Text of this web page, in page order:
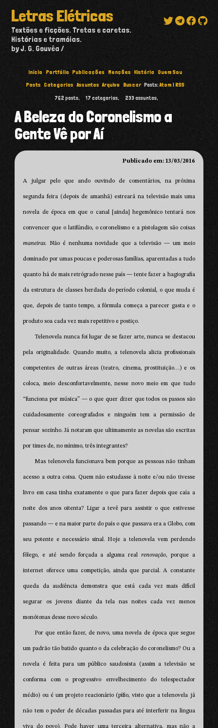
Letras Elétricas
Textões e ficções. Tretas e caretas.
Histórias e tramóias.
by J. G. Gouvêa
Início Portfólio Publicações Menções História
Quem Sou
Posts Categorias Assuntos Arquivo Buscar Posts:Atom | RSS
762 posts, 17 categorias, 233assuntos,
A Beleza do Coronelismo a
Gente Vê por Aí
Publicado em: 13/03/2016
A julgar pelo que ando ouvindo de comentários, na próxima
segunda feira (depois de amanhã) estreará na televisão mais uma
novela de época em que o canal [ainda] hegemônico tentará nos
convencer que o latifúndio, o coronelismo e a pistolagem são coisas
maneiras. Não é nenhuma novidade que a televisão — um meio
dominado por umas poucas e poderosas famílias, aparentadas a tudo
quanto há de mais retrógrado nesse país — tente fazer a hagiografia
da estrutura de classes herdada do período colonial, o que muda é
que, depois de tanto tempo, a fórmula começa a parecer gasta e o
produto soa cada vez mais repetitivo e postiço.
Telenovela nunca foi lugar de se fazer arte, nunca se destacou
pela originalidade. Quando muito, a telenovela alicia profissionais
competentes de outras áreas (teatro, cinema, prostituição…) e os
coloca, meio desconfortavelmente, nesse novo meio em que tudo
“funciona por música” — o que quer dizer que todos os passos são
cuidadosamente coreografados e ninguém tem a permissão de
pensar sozinho. Já notaram que ultimamente as novelas são escritas
por times de, no mínimo, três integrantes?
Mas telenovela funcionava bem porque as pessoas não tinham
acesso a outra coisa. Quem não estudasse à noite e/ou não tivesse
livro em casa tinha exatamente o que para fazer depois que caía a
noite dos anos oitenta? Ligar a tevê para assistir o que estivesse
passando — e na maior parte do país o que passava era a Globo, com
seu potente e necessário sinal. Hoje a telenovela vem perdendo
fôlego, e até sendo forçada a alguma real renovação, porque a
internet oferece uma competição, ainda que parcial. A constante
queda da audiência demonstra que está cada vez mais difícil
segurar os jovens diante da tela nas noites cada vez menos
monótonas desse novo século.
Por que então fazer, de novo, uma novela de época que segue
um padrão tão batido quanto o da celebração do coronelismo? Ou a
novela é feita para um público saudosista (assim a televisão se
conforma com o progressivo envelhecimento do telespectador
médio) ou é um projeto reacionário (pífio, visto que a telenovela já
não tem o poder de décadas passadas para até interferir na língua
viva do povo). Pode haver uma terceira alternativa, mas não a